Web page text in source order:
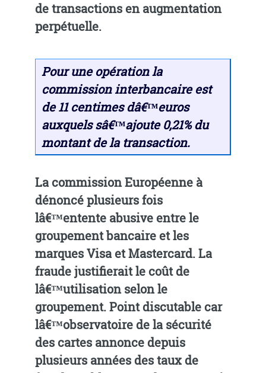
de transactions en augmentation
perpétuelle.
Pour une opération la
commission interbancaire est
de 11 centimes dâ€™euros
auxquels sâ€™ajoute 0,21% du
montant de la transaction.
La commission Européenne à
dénoncé plusieurs fois
lâ€™entente abusive entre le
groupement bancaire et les
marques Visa et Mastercard. La
fraude justifierait le coût de
lâ€™utilisation selon le
groupement. Point discutable car
lâ€™observatoire de la sécurité
des cartes annonce depuis
plusieurs années des taux de